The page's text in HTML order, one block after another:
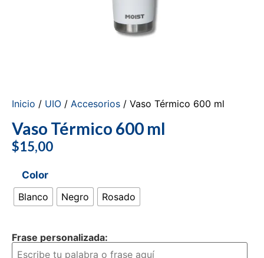
Inicio / UIO / Accesorios / Vaso Térmico 600 ml
Vaso Térmico 600 ml
$15,00
Color
Blanco
Negro Rosado
Frase personalizada: